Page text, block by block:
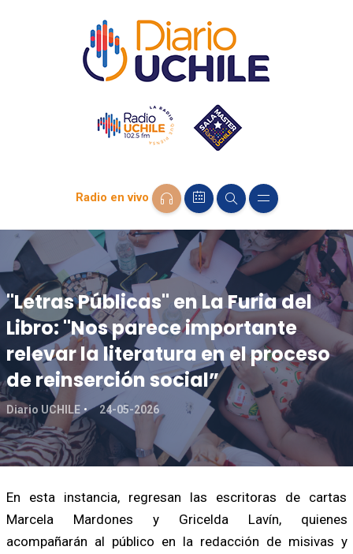
Radio en vivo
"Letras Públicas" en La Furia del
Libro: "Nos parece importante
relevar la literatura en el proceso
de reinserción social”
Diario UCHILE 24-05-2026
En esta instancia, regresan las escritoras de cartas
Marcela Mardones y Gricelda Lavín, quienes
acompañarán al público en la redacción de misivas y